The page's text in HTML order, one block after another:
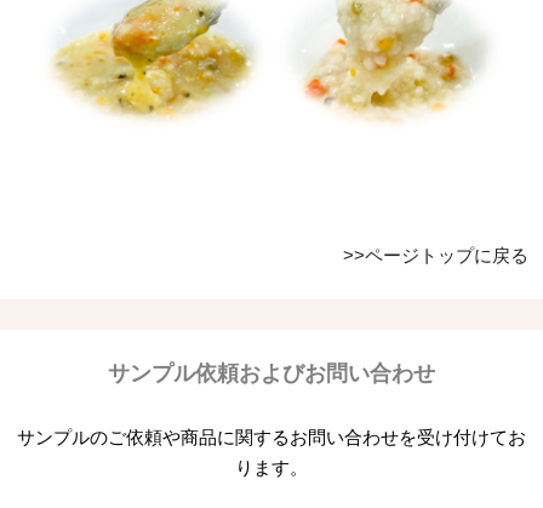
>>ページトップに戻る
サンプル依頼およびお問い合わせ
サンプルのご依頼や商品に関するお問い合わせを受け付けてお
ります。